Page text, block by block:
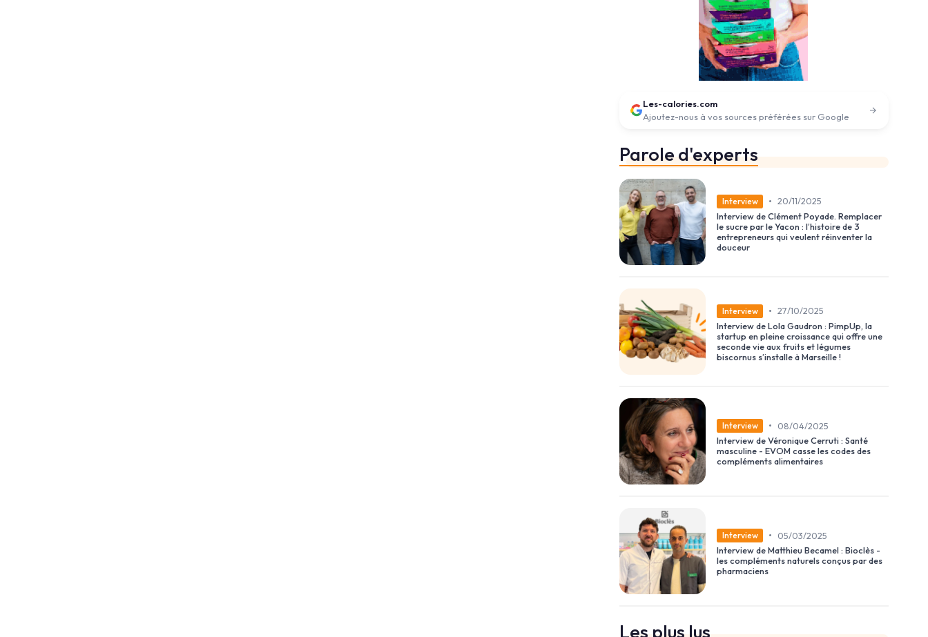
Les-calories.com
Ajoutez-nous à vos sources préférées sur Google
Parole d'experts
Interview • 20/11/2025
Interview de Clément Poyade. Remplacer
le sucre par le Yacon : l’histoire de 3
entrepreneurs qui veulent réinventer la
douceur
Interview • 27/10/2025
Interview de Lola Gaudron : PimpUp, la
startup en pleine croissance qui offre une
seconde vie aux fruits et légumes
biscornus s’installe à Marseille !
Interview •
08/04/2025
Interview de Véronique Cerruti : Santé
masculine - EVOM casse les codes des
compléments alimentaires
Interview •
05/03/2025
Interview de Matthieu Becamel : Bioclès -
les compléments naturels conçus par des
pharmaciens
Les plus lus